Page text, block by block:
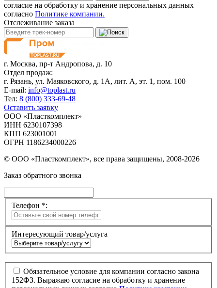
согласие на обработку и хранение персональных данных
согласно Политике компании.
Отслеживание заказа
г. Москва, пр-т Андропова, д. 10
Отдел продаж:
г. Рязань, ул. Маяковского, д. 1А, лит. А, эт. 1, пом. 100
E-mail: info@toplast.ru
Тел: 8 (800) 333-69-48
Оставить заявку
ООО «Пласткомплект»
ИНН 6230107398
КПП 623001001
ОГРН 1186234000226
© ООО «Пласткомплект», все права защищены, 2008-2026
Заказ обратного звонка
Телефон *:
Интересующий товар/услуга
Обязательное условие для компании согласно закона
152ФЗ. Выражаю согласие на обработку и хранение